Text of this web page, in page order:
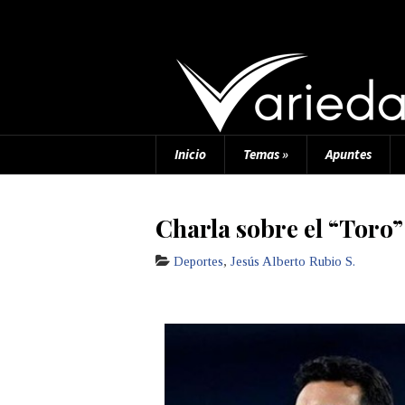
Inicio Temas» Apuntes
Charla sobre el
Deportes, Jesús Alberto Rubio S.